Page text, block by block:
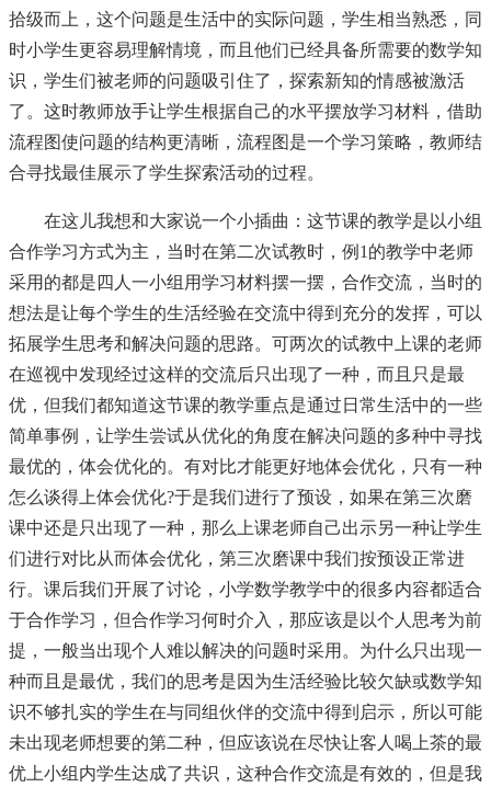
拾级而上，这个问题是生活中的实际问题，学生相当熟悉，同
时小学生更容易理解情境，而且他们已经具备所需要的数学知
识，学生们被老师的问题吸引住了，探索新知的情感被激活
了。这时教师放手让学生根据自己的水平摆放学习材料，借助
流程图使问题的结构更清晰，流程图是一个学习策略，教师结
合寻找最佳展示了学生探索活动的过程。
在这儿我想和大家说一个小插曲：这节课的教学是以小组
合作学习方式为主，当时在第二次试教时，例1的教学中老师
采用的都是四人一小组用学习材料摆一摆，合作交流，当时的
想法是让每个学生的生活经验在交流中得到充分的发挥，可以
拓展学生思考和解决问题的思路。可两次的试教中上课的老师
在巡视中发现经过这样的交流后只出现了一种，而且只是最
优，但我们都知道这节课的教学重点是通过日常生活中的一些
简单事例，让学生尝试从优化的角度在解决问题的多种中寻找
最优的，体会优化的。有对比才能更好地体会优化，只有一种
怎么谈得上体会优化?于是我们进行了预设，如果在第三次磨
课中还是只出现了一种，那么上课老师自己出示另一种让学生
们进行对比从而体会优化，第三次磨课中我们按预设正常进
行。课后我们开展了讨论，小学数学教学中的很多内容都适合
于合作学习，但合作学习何时介入，那应该是以个人思考为前
提，一般当出现个人难以解决的问题时采用。为什么只出现一
种而且是最优，我们的思考是因为生活经验比较欠缺或数学知
识不够扎实的学生在与同组伙伴的交流中得到启示，所以可能
未出现老师想要的第二种，但应该说在尽快让客人喝上茶的最
优上小组内学生达成了共识，这种合作交流是有效的，但是我